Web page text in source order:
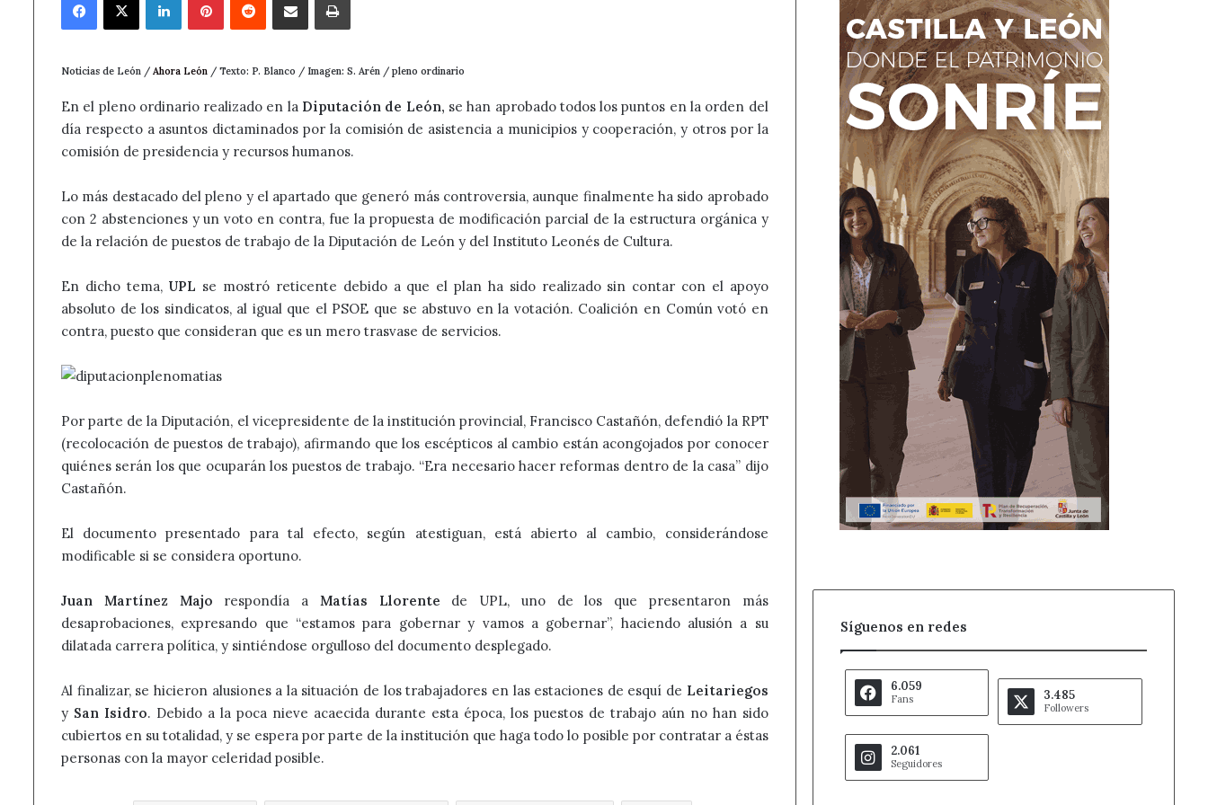
Noticias de León / Ahora León / Texto: P. Blanco / Imagen: S. Arén / pleno ordinario
En el pleno ordinario realizado en la Diputación de León, se han aprobado todos los puntos en la orden del
día respecto a asuntos dictaminados por la comisión de asistencia a municipios y cooperación, y otros por la
comisión de presidencia y recursos humanos.
Lo más destacado del pleno y el apartado que generó más controversia, aunque finalmente ha sido aprobado
con 2 abstenciones y un voto en contra, fue la propuesta de modificación parcial de la estructura orgánica y
de la relación de puestos de trabajo de la Diputación de León y del Instituto Leonés de Cultura.
En dicho tema, UPL se mostró reticente debido a que el plan ha sido realizado sin contar con el apoyo
absoluto de los sindicatos, al igual que el PSOE que se abstuvo en la votación. Coalición en Común votó en
contra, puesto que consideran que es un mero trasvase de servicios.
Por parte de la Diputación, el vicepresidente de la institución provincial, Francisco Castañón, defendió la RPT
(recolocación de puestos de trabajo), afirmando que los escépticos al cambio están acongojados por conocer
quiénes serán los que ocuparán los puestos de trabajo. “Era necesario hacer reformas dentro de la casa” dijo
Castañón.
El documento presentado para tal efecto, según atestiguan, está abierto al cambio, considerándose
modificable si se considera oportuno.
Juan Martínez Majo respondía a Matías Llorente de UPL, uno de los que presentaron más
desaprobaciones, expresando que “estamos para gobernar y vamos a gobernar”, haciendo alusión a su
dilatada carrera política, y sintiéndose orgulloso del documento desplegado.
Al finalizar, se hicieron alusiones a la situación de los trabajadores en las estaciones de esquí de Leitariegos
y San Isidro. Debido a la poca nieve acaecida durante esta época, los puestos de trabajo aún no han sido
cubiertos en su totalidad, y se espera por parte de la institución que haga todo lo posible por contratar a éstas
personas con la mayor celeridad posible.
Síguenos en redes
6.059
Fans 3.485
Followers
2.061
Seguidores